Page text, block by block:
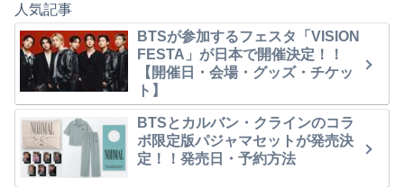
人気記事
BTSが参加するフェスタ「VISION
FESTA」が日本で開催決定！！
【開催日・会場・グッズ・チケッ
ト】
BTSとカルバン・クラインのコラ
ボ限定版パジャマセットが発売決
定！！発売日・予約方法